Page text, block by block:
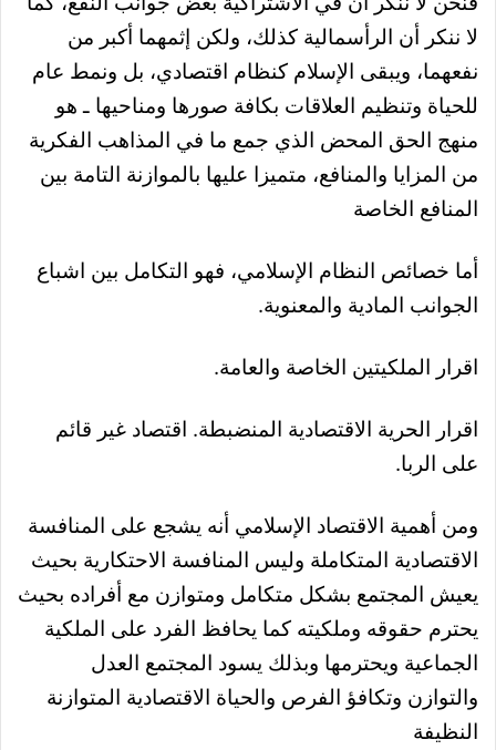
لا ننكر أن الرأسمالية كذلك، ولكن إثمهما أكبر من
نفعهما، ويبقى الإسلام كنظام اقتصادي، بل ونمط عام
للحياة وتنظيم العلاقات بكافة صورها ومناحيها ـ هو
منهج الحق المحض الذي جمع ما في المذاهب الفكرية
من المزايا والمنافع، متميزا عليها بالموازنة التامة بين
المنافع الخاصة
أما خصائص النظام الإسلامي، فهو التكامل بين اشباع
الجوانب المادية والمعنوية.
اقرار الملكيتين الخاصة والعامة.
اقرار الحرية الاقتصادية المنضبطة. اقتصاد غير قائم
على الربا.
ومن أهمية الاقتصاد الإسلامي أنه يشجع على المنافسة
الاقتصادية المتكاملة وليس المنافسة الاحتكارية بحيث
يعيش المجتمع بشكل متكامل ومتوازن مع أفراده بحيث
يحترم حقوقه وملكيته كما يحافظ الفرد على الملكية
الجماعية ويحترمها وبذلك يسود المجتمع العدل
والتوازن وتكافؤ الفرص والحياة الاقتصادية المتوازنة
النظيفة